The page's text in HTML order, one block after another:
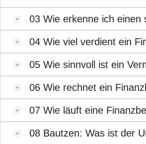
03 Wie erkenne ich einen
04 Wie viel verdient ein
05 Wie sinnvoll ist ein
06 Wie rechnet ein
07 Wie läuft eine
08 Bautzen: Was ist der